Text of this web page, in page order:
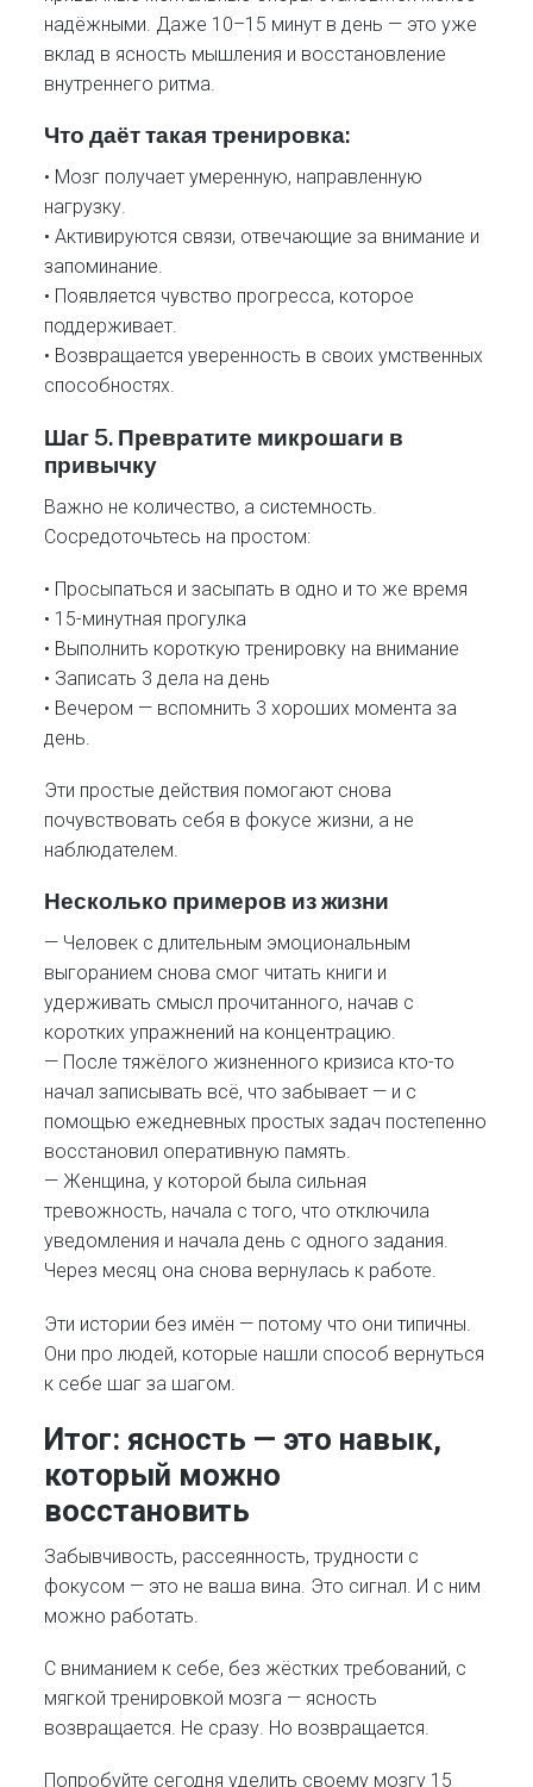
надёжными. Даже 10–15 минут в день — это уже
вклад в ясность мышления и восстановление
внутреннего ритма.
Что даёт такая тренировка:
• Мозг получает умеренную, направленную
нагрузку.
• Активируются связи, отвечающие за внимание и
запоминание.
• Появляется чувство прогресса, которое
поддерживает.
• Возвращается уверенность в своих умственных
способностях.
Шаг 5. Превратите микрошаги в
привычку
Важно не количество, а системность.
Сосредоточьтесь на простом:
• Просыпаться и засыпать в одно и то же время
• 15-минутная прогулка
• Выполнить короткую тренировку на внимание
• Записать 3 дела на день
• Вечером — вспомнить 3 хороших момента за
день.
Эти простые действия помогают снова
почувствовать себя в фокусе жизни, а не
наблюдателем.
Несколько примеров из жизни
— Человек с длительным эмоциональным
выгоранием снова смог читать книги и
удерживать смысл прочитанного, начав с
коротких упражнений на концентрацию.
— После тяжёлого жизненного кризиса кто-то
начал записывать всё, что забывает — и с
помощью ежедневных простых задач постепенно
восстановил оперативную память.
— Женщина, у которой была сильная
тревожность, начала с того, что отключила
уведомления и начала день с одного задания.
Через месяц она снова вернулась к работе.
Эти истории без имён — потому что они типичны.
Они про людей, которые нашли способ вернуться
к себе шаг за шагом.
Итог: ясность — это навык,
который можно
восстановить
Забывчивость, рассеянность, трудности с
фокусом — это не ваша вина. Это сигнал. И с ним
можно работать.
С вниманием к себе, без жёстких требований, с
мягкой тренировкой мозга — ясность
возвращается. Не сразу. Но возвращается.
Попробуйте сегодня уделить своему мозгу 15